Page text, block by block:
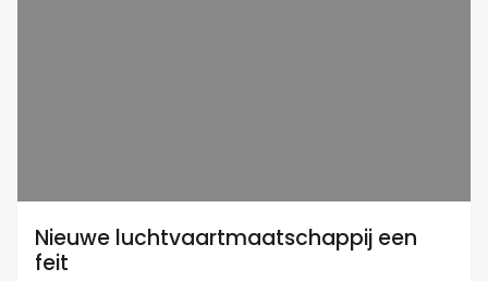
Nieuwe luchtvaartmaatschappij een
feit